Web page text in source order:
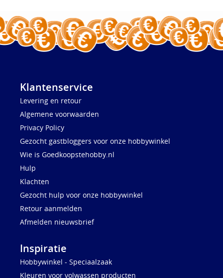
Klantenservice
Levering en retour
Algemene voorwaarden
Privacy Policy
Gezocht gastbloggers voor onze hobbywinkel
Wie is Goedkoopstehobby.nl
Hulp
Klachten
Gezocht hulp voor onze hobbywinkel
Retour aanmelden
Afmelden nieuwsbrief
Inspiratie
Hobbywinkel - Speciaalzaak
Kleuren voor volwassen producten